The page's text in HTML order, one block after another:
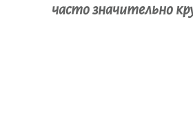
часто значительно